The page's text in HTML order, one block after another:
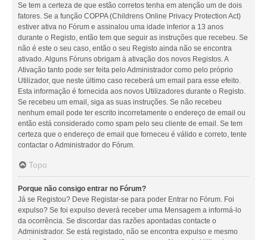
Se tem a certeza de que estão corretos tenha em atenção um de dois
fatores. Se a função COPPA (Childrens Online Privacy Protection Act)
estiver ativa no Fórum e assinalou uma idade inferior a 13 anos
durante o Registo, então tem que seguir as instruções que recebeu. Se
não é este o seu caso, então o seu Registo ainda não se encontra
ativado. Alguns Fóruns obrigam à ativação dos novos Registos. A
Ativação tanto pode ser feita pelo Administrador como pelo próprio
Utilizador, que neste último caso receberá um email para esse efeito.
Esta informação é fornecida aos novos Utilizadores durante o Registo.
Se recebeu um email, siga as suas instruções. Se não recebeu
nenhum email pode ter escrito incorretamente o endereço de email ou
então está considerado como spam pelo seu cliente de email. Se tem
certeza que o endereço de email que forneceu é válido e correto, tente
contactar o Administrador do Fórum.
Topo
Porque não consigo entrar no Fórum?
Já se Registou? Deve Registar-se para poder Entrar no Fórum. Foi
expulso? Se foi expulso deverá receber uma Mensagem a informá-lo
da ocorrência. Se discordar das razões apontadas contacte o
Administrador. Se está registado, não se encontra expulso e mesmo